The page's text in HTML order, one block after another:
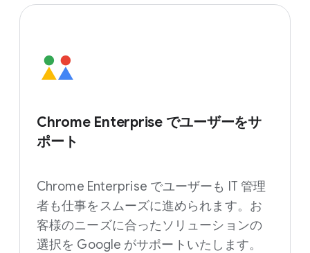
Chrome Enterprise でユーザーをサ
ポート
Chrome Enterprise でユーザーも IT 管理
者も仕事をスムーズに進められます。お
客様のニーズに合ったソリューションの
選択を Google がサポートいたします。